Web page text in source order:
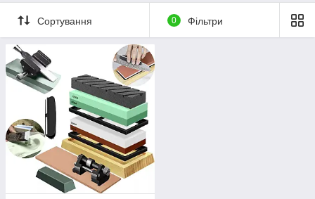
Сортування 0 Фільтри